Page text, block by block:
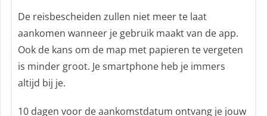
De reisbescheiden zullen niet meer te laat
aankomen wanneer je gebruik maakt van de app.
Ook de kans om de map met papieren te vergeten
is minder groot. Je smartphone heb je immers
altijd bij je.
10 dagen voor de aankomstdatum ontvang je jouw